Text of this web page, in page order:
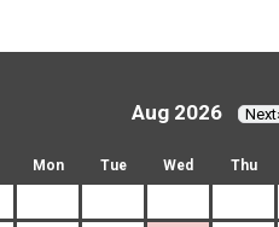
Aug 2026
Mon Tue Wed Thu